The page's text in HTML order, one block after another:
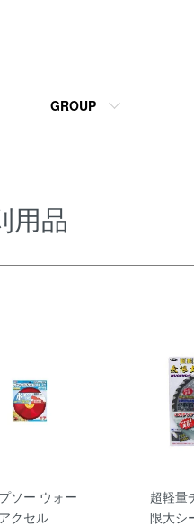
GROUP
用品
ソー ウォー
クセル
超軽量
限大シ